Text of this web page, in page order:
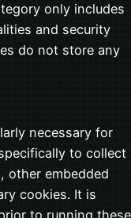
only includes
and security
do not store any
necessary for
to collect
other embedded
cookies. It is